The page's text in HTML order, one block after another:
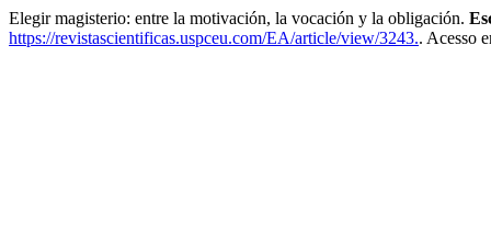
Elegir magisterio: entre la motivación, la vocación y la obligación.
https://revistascientificas.uspceu.com/EA/article/view/3243.. Acesso